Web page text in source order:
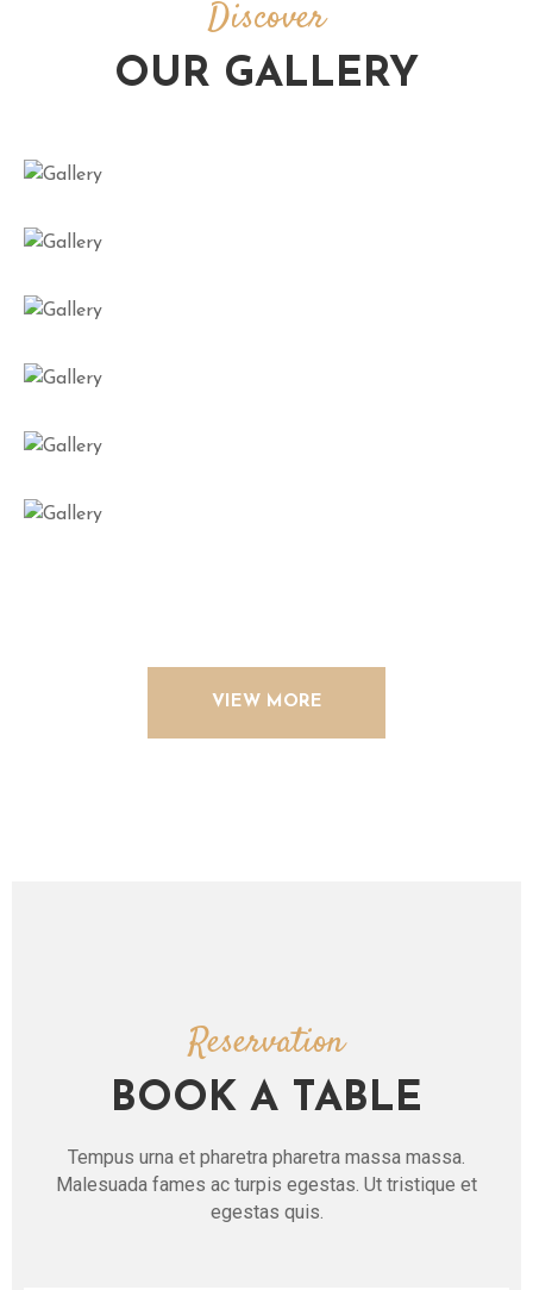
Discover
OUR GALLERY
VIEW MORE
Reservation
BOOK A TABLE
Tempus urna et pharetra pharetra massa massa.
Malesuada fames ac turpis egestas. Ut tristique et
egestas quis.